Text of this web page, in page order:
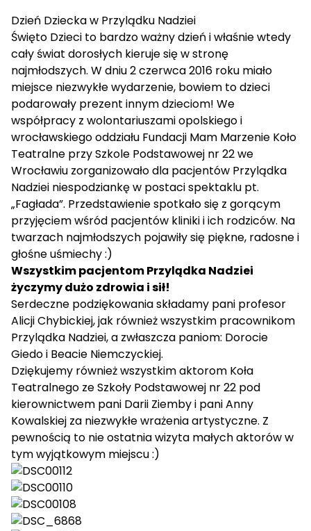
Dzień Dziecka w Przylądku Nadziei
Święto Dzieci to bardzo ważny dzień i właśnie wtedy
cały świat dorosłych kieruje się w stronę
najmłodszych. W dniu 2 czerwca 2016 roku miało
miejsce niezwykłe wydarzenie, bowiem to dzieci
podarowały prezent innym dzieciom! We
współpracy z wolontariuszami opolskiego i
wrocławskiego oddziału Fundacji Mam Marzenie Koło
Teatralne przy Szkole Podstawowej nr 22 we
Wrocławiu zorganizowało dla pacjentów Przylądka
Nadziei niespodziankę w postaci spektaklu pt.
„Fagłada”. Przedstawienie spotkało się z gorącym
przyjęciem wśród pacjentów kliniki i ich rodziców. Na
twarzach najmłodszych pojawiły się piękne, radosne i
głośne uśmiechy :)
Wszystkim pacjentom Przylądka Nadziei
życzymy dużo zdrowia i sił!
Serdeczne podziękowania składamy pani profesor
Alicji Chybickiej, jak również wszystkim pracownikom
Przylądka Nadziei, a zwłaszcza paniom: Dorocie
Giedo i Beacie Niemczyckiej.
Dziękujemy również wszystkim aktorom Koła
Teatralnego ze Szkoły Podstawowej nr 22 pod
kierownictwem pani Darii Ziemby i pani Anny
Kowalskiej za niezwykłe wrażenia artystyczne. Z
pewnością to nie ostatnia wizyta małych aktorów w
tym wyjątkowym miejscu :)